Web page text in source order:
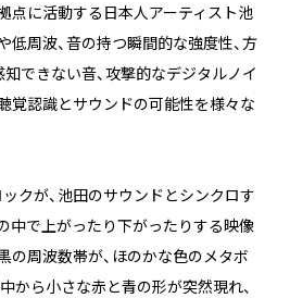
点に活動する日本人アーティスト池
低周波、音の持つ瞬間的な強度性、方
知できない音、攻撃的なデジタルノイ
覚認識とサウンドの可能性を様々な
クが、池田のサウンドとシンクロす
中で上がったり下がったりする映像
の周波数帯が、ほのかな色のメタボ
から小さな赤と青の形が突然現れ、